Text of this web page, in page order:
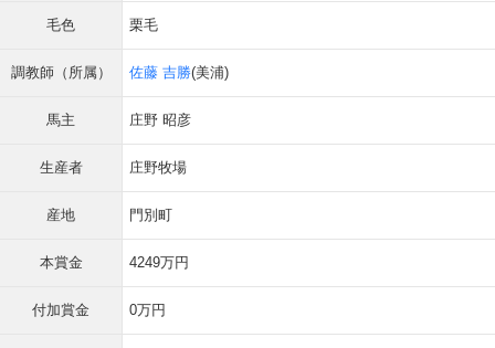
毛色 栗毛
調教師（所属） 佐藤 吉勝(美浦)
馬主 庄野 昭彦
生産者 庄野牧場
産地 門別町
本賞金 4249万円
付加賞金 0万円